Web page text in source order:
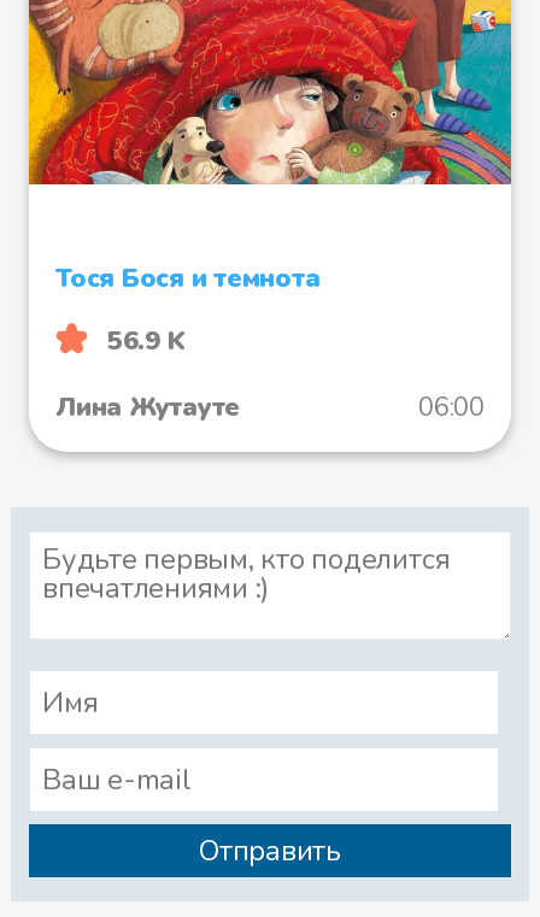
Тося Бося и темнота
56.9 K
Лина Жутауте
06:00